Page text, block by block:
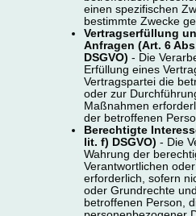
einen spezifischen
bestimmte Zwecke
Vertragserfüllung
Anfragen (Art. 6
DSGVO) - Die
Erfüllung eines
Vertragspartei die
oder zur
Maßnahmen
der betroffenen
Berechtigte
lit. f) DSGVO) - Die
Wahrung der
Verantwortlichen
erforderlich, sofern
oder Grundrechte
betroffenen Person,